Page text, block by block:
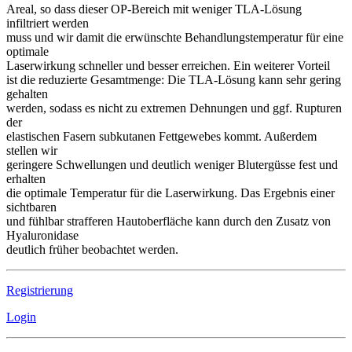
Areal, so dass dieser OP-Bereich mit weniger TLA-Lösung
infiltriert werden
muss und wir damit die erwünschte Behandlungstemperatur für eine
optimale
Laserwirkung schneller und besser erreichen. Ein weiterer Vorteil
ist die reduzierte Gesamtmenge: Die TLA-Lösung kann sehr gering
gehalten
werden, sodass es nicht zu extremen Dehnungen und ggf. Rupturen
der
elastischen Fasern subkutanen Fettgewebes kommt. Außerdem
stellen wir
geringere Schwellungen und deutlich weniger Blutergüsse fest und
erhalten
die optimale Temperatur für die Laserwirkung. Das Ergebnis einer
sichtbaren
und fühlbar strafferen Hautoberfläche kann durch den Zusatz von
Hyaluronidase
deutlich früher beobachtet werden.
Registrierung
Login